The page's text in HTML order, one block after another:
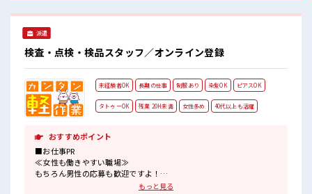
派遣
検査・点検・検品スタッフ／オンライン登録
未経験者OK 長期の仕事 制服あり 染髪OK ピアスOK
タトゥーOK 残業 20H未満 女性多め 40代以上も活躍
おすすめポイント
■お仕事PR
≪女性も働きやすい職場≫
もちろん男性の応募も歓迎ですよ！
もっと見る